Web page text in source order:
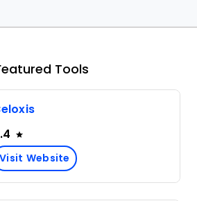
Tools
Visit Website